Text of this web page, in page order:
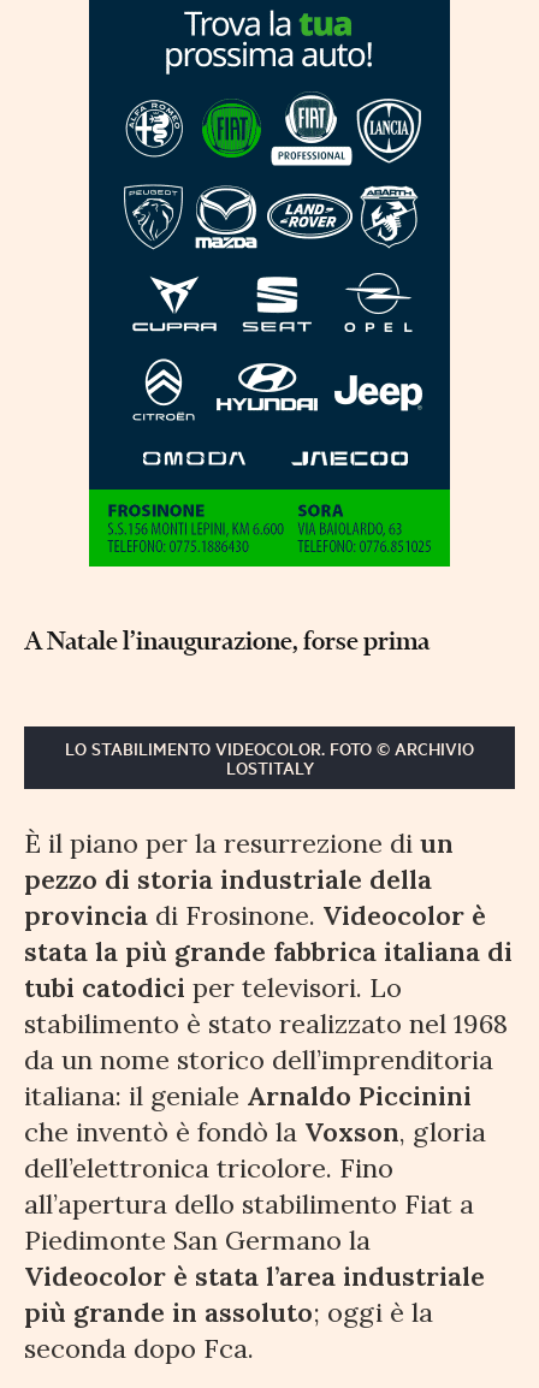
A Natale l’inaugurazione, forse prima
LO STABILIMENTO VIDEOCOLOR. FOTO © ARCHIVIO
LOSTITALY
È il piano per la resurrezione di un
pezzo di storia industriale della
provincia di Frosinone. Videocolor è
stata la più grande fabbrica italiana di
tubi catodici per televisori. Lo
stabilimento è stato realizzato nel 1968
da un nome storico dell’imprenditoria
italiana: il geniale Arnaldo Piccinini
che inventò è fondò la Voxson, gloria
dell’elettronica tricolore. Fino
all’apertura dello stabilimento Fiat a
Piedimonte San Germano la
Videocolor è stata l’area industriale
più grande in assoluto; oggi è la
seconda dopo Fca.